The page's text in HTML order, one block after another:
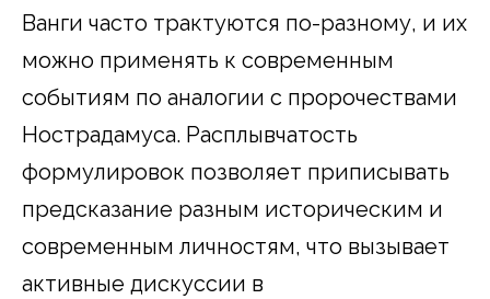
Ванги часто трактуются по-разному, и их
можно применять к современным
событиям по аналогии с пророчествами
Нострадамуса. Расплывчатость
формулировок позволяет приписывать
предсказание разным историческим и
современным личностям, что вызывает
активные дискуссии в